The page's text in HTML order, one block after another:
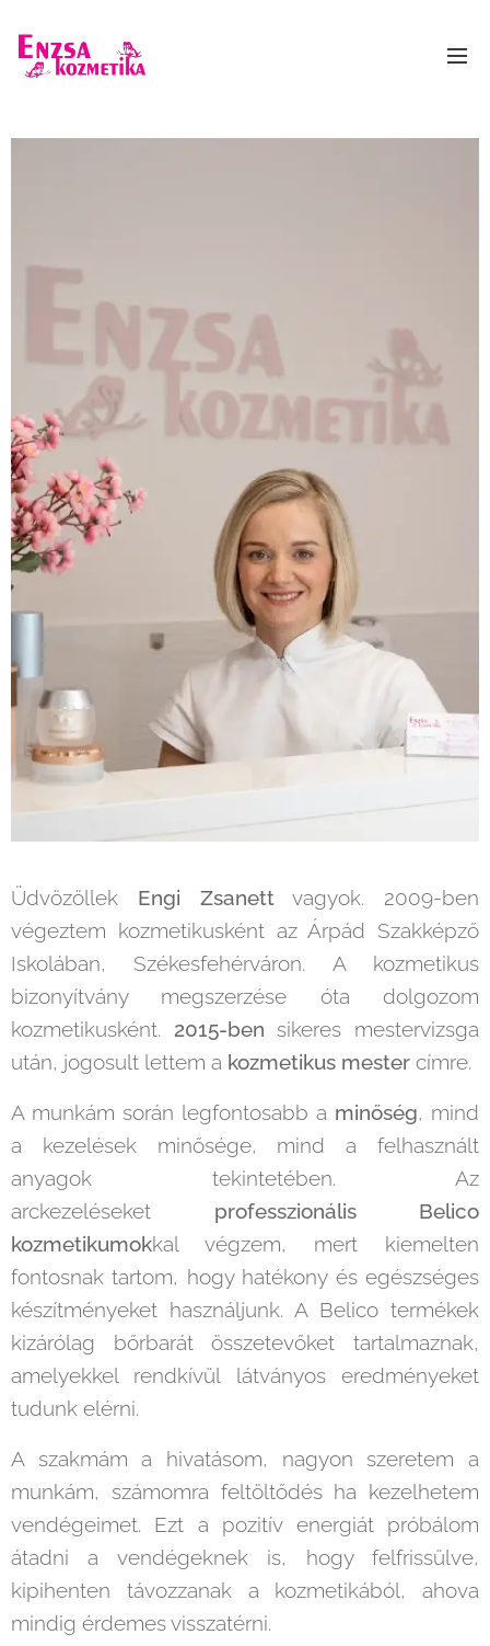
Üdvözöllek Engi Zsanettvagyok. 2009-ben
végeztem kozmetikusként az Árpád Szakképző
Iskolában, Székesfehérváron. A kozmetikus
bizonyítvány megszerzése óta dolgozom
kozmetikusként. 2015-ben sikeres mestervizsga
után, jogosult lettem a kozmetikus mester címre.
A munkám során legfontosabb a minőség, mind
a kezelések minősége, mind a felhasznált
anyagok tekintetében. Az
arckezeléseket professzionális Belico
kozmetikumokkal végzem, mert kiemelten
fontosnak tartom, hogy hatékony és egészséges
készítményeket használjunk. A Belico termékek
kizárólag bőrbarát összetevőket tartalmaznak,
amelyekkel rendkívül látványos eredményeket
tudunk elérni.
A szakmám a hivatásom, nagyon szeretem a
munkám, számomra feltöltődés ha kezelhetem
vendégeimet. Ezt a pozitív energiát próbálom
átadni a vendégeknek is, hogy felfrissülve,
kipihenten távozzanak a kozmetikából, ahova
mindig érdemes visszatérni.